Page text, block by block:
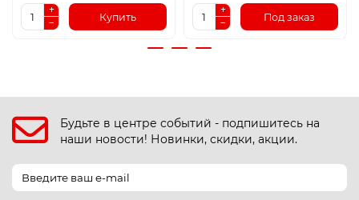
Купить Под заказ
Будьте в центре событий - подпишитесь на
наши новости! Новинки, скидки, акции.